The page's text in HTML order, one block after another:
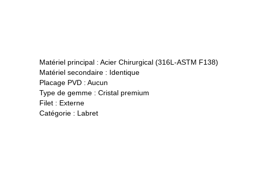
Matériel principal : Acier Chirurgical (316L-ASTM F138)
Matériel secondaire : Identique
Placage PVD : Aucun
Type de gemme : Cristal premium
Filet : Externe
Catégorie : Labret